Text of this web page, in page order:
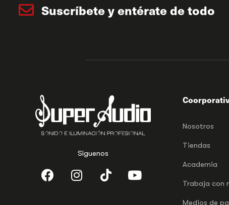
Suscríbete y entérate de todo
Síguenos
Nosotros
Tiendas
Academia
Trabaja con
Medios de